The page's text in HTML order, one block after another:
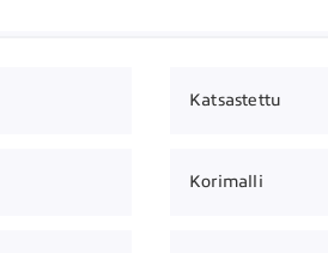
Katsastettu
Korimalli